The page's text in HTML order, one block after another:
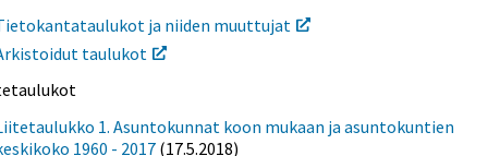
ja niiden muuttujat
taulukot
1. Asuntokunnat koon mukaan ja asuntokuntien
1960 - 2017 (17.5.2018)